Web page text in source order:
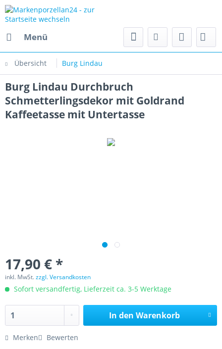
Menü
Übersicht Burg Lindau
Burg Lindau Durchbruch
Schmetterlingsdekor mit Goldrand
Kaffeetasse mit Untertasse
17,90 € *
inkl. MwSt.zzgl. Versandkosten
Sofort versandfertig, Lieferzeit ca. 3-5 Werktage
In den Warenkorb
Merken Bewerten